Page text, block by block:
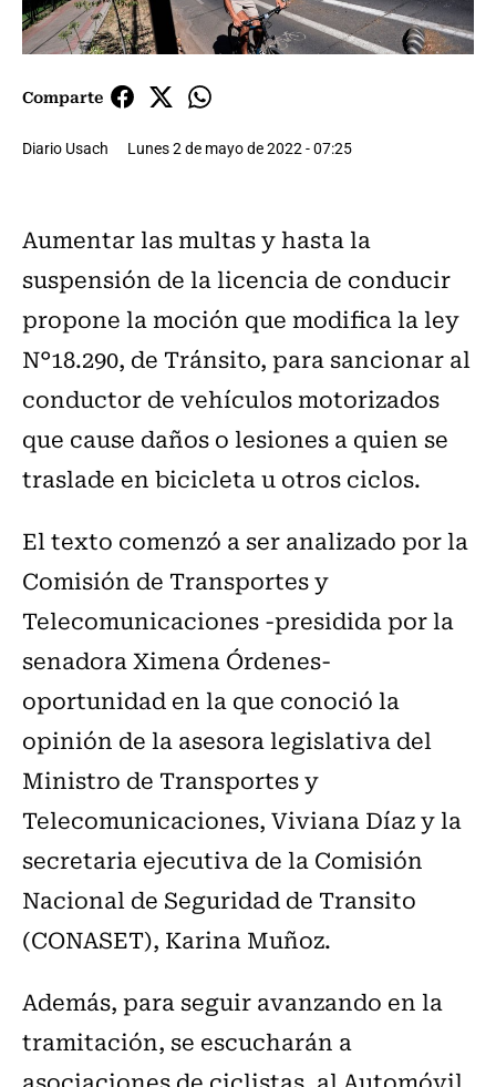
Comparte
Diario Usach Lunes 2 de mayo de 2022 - 07:25
Aumentar las multas y hasta la
suspensión de la licencia de conducir
propone la moción que modifica la ley
N°18.290, de Tránsito, para sancionar al
conductor de vehículos motorizados
que cause daños o lesiones a quien se
traslade en bicicleta u otros ciclos.
El texto comenzó a ser analizado por la
Comisión de Transportes y
Telecomunicaciones -presidida por la
senadora Ximena Órdenes-
oportunidad en la que conoció la
opinión de la asesora legislativa del
Ministro de Transportes y
Telecomunicaciones, Viviana Díaz y la
secretaria ejecutiva de la Comisión
Nacional de Seguridad de Transito
(CONASET), Karina Muñoz.
Además, para seguir avanzando en la
tramitación, se escucharán a